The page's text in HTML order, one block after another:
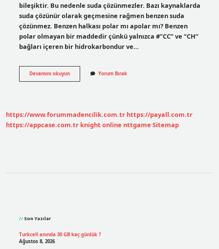
bileşiktir. Bu nedenle suda çözünmezler. Bazı kaynaklarda
suda çözünür olarak geçmesine rağmen benzen suda
çözünmez. Benzen halkası polar mı apolar mı? Benzen
polar olmayan bir maddedir çünkü yalnızca #”CC” ve “CH”
bağları içeren bir hidrokarbondur ve…
Devamını okuyunC6H6
Polar
Yorum Bırak
https://www.forummadencilik.com.tr https://payall.com.tr
https://appcase.com.tr knight online nttgame Sitemap
Son Yazılar
Turkcell anında 30 GB kaç günlük ?
Ağustos 8, 2026